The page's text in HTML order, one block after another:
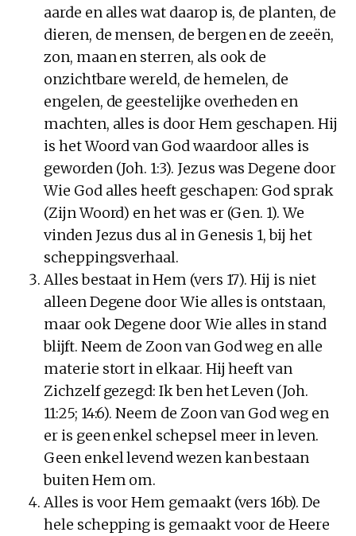
aarde en alles wat daarop is, de planten, de
dieren, de mensen, de bergen en de zeeën,
zon, maan en sterren, als ook de
onzichtbare wereld, de hemelen, de
engelen, de geestelijke overheden en
machten, alles is door Hem geschapen. Hij
is het Woord van God waardoor alles is
geworden (Joh. 1:3). Jezus was Degene door
Wie God alles heeft geschapen: God sprak
(Zijn Woord) en het was er (Gen. 1). We
vinden Jezus dus al in Genesis 1, bij het
scheppingsverhaal.
Alles bestaat in Hem (vers 17). Hij is niet
alleen Degene door Wie alles is ontstaan,
maar ook Degene door Wie alles in stand
blijft. Neem de Zoon van God weg en alle
materie stort in elkaar. Hij heeft van
Zichzelf gezegd: Ik ben het Leven (Joh.
11:25; 14:6). Neem de Zoon van God weg en
er is geen enkel schepsel meer in leven.
Geen enkel levend wezen kan bestaan
buiten Hem om.
Alles is voor Hem gemaakt (vers 16b). De
hele schepping is gemaakt voor de Heere